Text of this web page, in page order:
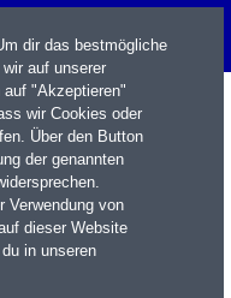
dir das bestmögliche
auf unserer
"Akzeptieren"
wir Cookies oder
Über den Button
der genannten
Verwendung von
dieser Website
in unseren